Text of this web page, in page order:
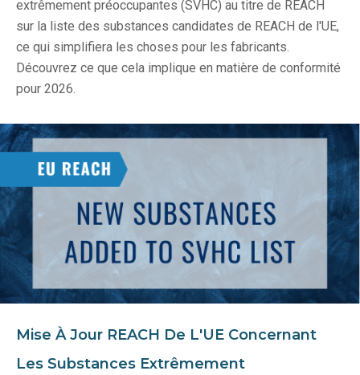
extrêmement préoccupantes (SVHC) au titre de REACH
sur la liste des substances candidates de REACH de l'UE,
ce qui simplifiera les choses pour les fabricants.
Découvrez ce que cela implique en matière de conformité
pour 2026.
Mise À Jour REACH De L'UE Concernant
Les Substances Extrêmement